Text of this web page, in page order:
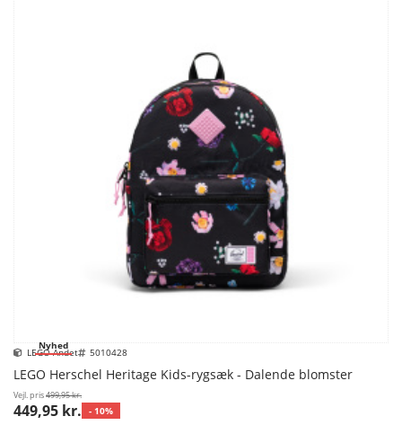
Nyhed
LEGO Andet 5010428
LEGO Herschel Heritage Kids-rygsæk - Dalende blomster
Vejl. pris499,95 kr.
449,95 kr. - 10%